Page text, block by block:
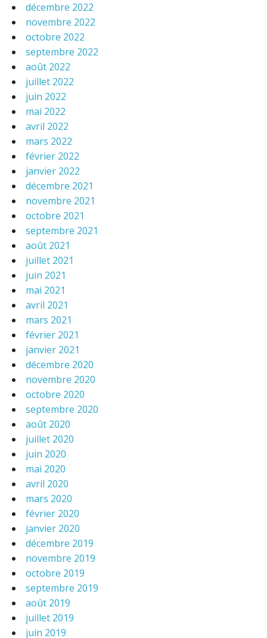
décembre 2022
novembre 2022
octobre 2022
septembre 2022
août 2022
juillet 2022
juin 2022
mai 2022
avril 2022
mars 2022
février 2022
janvier 2022
décembre 2021
novembre 2021
octobre 2021
septembre 2021
août 2021
juillet 2021
juin 2021
mai 2021
avril 2021
mars 2021
février 2021
janvier 2021
décembre 2020
novembre 2020
octobre 2020
septembre 2020
août 2020
juillet 2020
juin 2020
mai 2020
avril 2020
mars 2020
février 2020
janvier 2020
décembre 2019
novembre 2019
octobre 2019
septembre 2019
août 2019
juillet 2019
juin 2019